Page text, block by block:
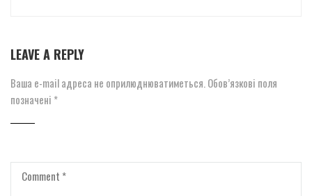
LEAVE A REPLY
Ваша e-mail адреса не оприлюднюватиметься. Обов’язкові поля
позначені *